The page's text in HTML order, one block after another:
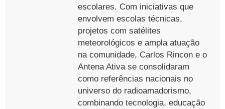
escolares. Com iniciativas que
envolvem escolas técnicas,
projetos com satélites
meteorológicos e ampla atuação
na comunidade, Carlos Rincon e o
Antena Ativa se consolidaram
como referências nacionais no
universo do radioamadorismo,
combinando tecnologia, educação